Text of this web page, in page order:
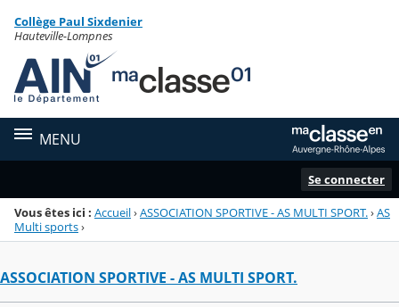
Menu de la rubrique
Contenu
Collège Paul Sixdenier
Hauteville-Lompnes
MENU
Se connecter
Vous êtes ici : Accueil›ASSOCIATION SPORTIVE - AS MULTI SPORT.›AS
Multi sports›
ASSOCIATION SPORTIVE - AS MULTI SPORT.